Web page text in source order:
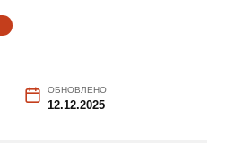
ОБНОВЛЕНО
12.12.2025